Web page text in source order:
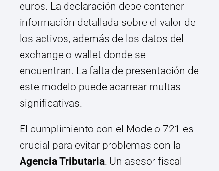
euros. La declaración debe contener
información detallada sobre el valor de
los activos, además de los datos del
exchange o wallet donde se
encuentran. La falta de presentación de
este modelo puede acarrear multas
significativas.
El cumplimiento con el Modelo 721 es
crucial para evitar problemas con la
Agencia Tributaria. Un asesor fiscal